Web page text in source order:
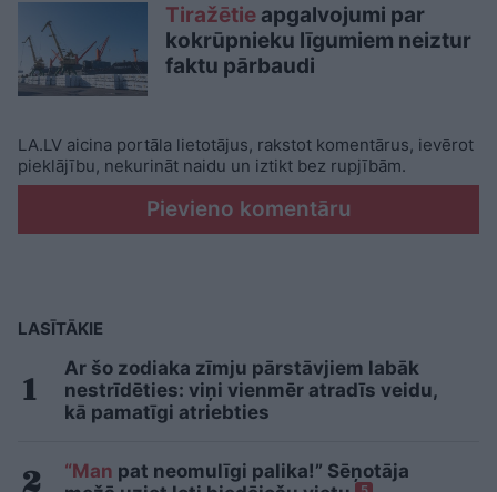
Tiražētie apgalvojumi par
kokrūpnieku līgumiem neiztur
faktu pārbaudi
LA.LV aicina portāla lietotājus, rakstot komentārus, ievērot
pieklājību, nekurināt naidu un iztikt bez rupjībām.
Pievieno komentāru
LASĪTĀKIE
Ar šo zodiaka zīmju pārstāvjiem labāk
nestrīdēties: viņi vienmēr atradīs veidu,
kā pamatīgi atriebties
“Man pat neomulīgi palika!” Sēņotāja